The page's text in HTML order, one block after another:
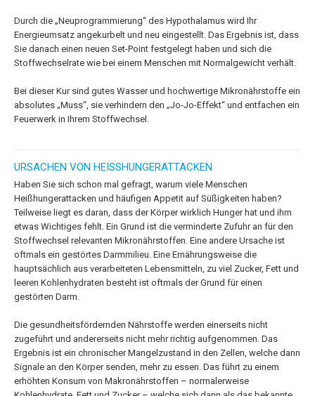
Durch die „Neuprogrammierung“ des Hypothalamus wird Ihr
Energieumsatz angekurbelt und neu eingestellt. Das Ergebnis ist, dass
Sie danach einen neuen Set-Point festgelegt haben und sich die
Stoffwechselrate wie bei einem Menschen mit Normalgewicht verhält.
Bei dieser Kur sind gutes Wasser und hochwertige Mikronährstoffe ein
absolutes „Muss“, sie verhindern den „Jo-Jo-Effekt“ und entfachen ein
Feuerwerk in Ihrem Stoffwechsel.
URSACHEN VON HEISSHUNGERATTACKEN
Haben Sie sich schon mal gefragt, warum viele Menschen
Heißhungerattacken und häufigen Appetit auf Süßigkeiten haben?
Teilweise liegt es daran, dass der Körper wirklich Hunger hat und ihm
etwas Wichtiges fehlt. Ein Grund ist die verminderte Zufuhr an für den
Stoffwechsel relevanten Mikronährstoffen. Eine andere Ursache ist
oftmals ein gestörtes Darmmilieu. Eine Ernährungsweise die
hauptsächlich aus verarbeiteten Lebensmitteln, zu viel Zucker, Fett und
leeren Kohlenhydraten besteht ist oftmals der Grund für einen
gestörten Darm.
Die gesundheitsfördernden Nährstoffe werden einerseits nicht
zugeführt und andererseits nicht mehr richtig aufgenommen. Das
Ergebnis ist ein chronischer Mangelzustand in den Zellen, welche dann
Signale an den Körper senden, mehr zu essen. Das führt zu einem
erhöhten Konsum von Makronährstoffen – normalerweise